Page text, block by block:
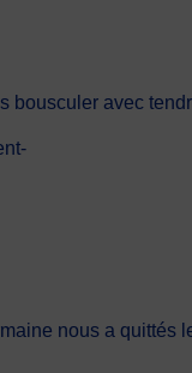
bousculer avec
nous a quittés